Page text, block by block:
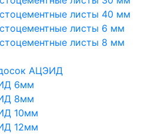
листы 40 мм
листы 6 мм
листы 8 мм
АЦЭИД
6мм
8мм
10мм
12мм